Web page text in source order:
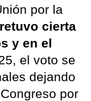
por la
cierta
y en el
el voto se
dejando
por